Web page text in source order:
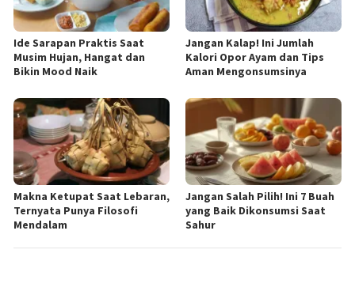
Ide Sarapan Praktis Saat
Musim Hujan, Hangat dan
Bikin Mood Naik
Jangan Kalap! Ini Jumlah
Kalori Opor Ayam dan Tips
Aman Mengonsumsinya
Makna Ketupat Saat Lebaran,
Ternyata Punya Filosofi
Mendalam
Jangan Salah Pilih! Ini 7 Buah
yang Baik Dikonsumsi Saat
Sahur